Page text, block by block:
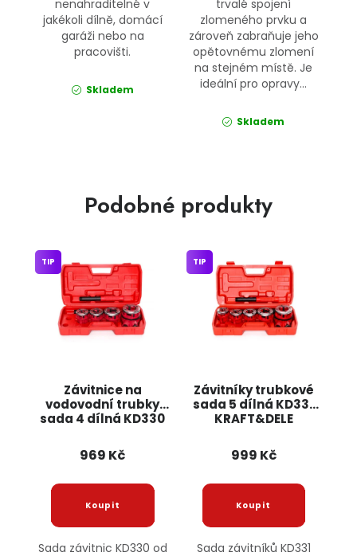
nenahraditelné v
jakékoli dílně, domácí
garáži nebo na
pracovišti.
Skladem
trvalé spojení
zlomeného prvku a
zároveň zabraňuje jeho
opětovnému zlomení
na stejném místě. Je
ideální pro opravy...
Skladem
Podobné produkty
Závitnice na
vodovodní trubky
sada 4 dílná KD330
TIP
969 Kč
Sada závitnic KD330 od
Závitníky trubkové
sada 5 dílná KD331
KRAFT&DELE
TIP
999 Kč
Sada závitníků KD331